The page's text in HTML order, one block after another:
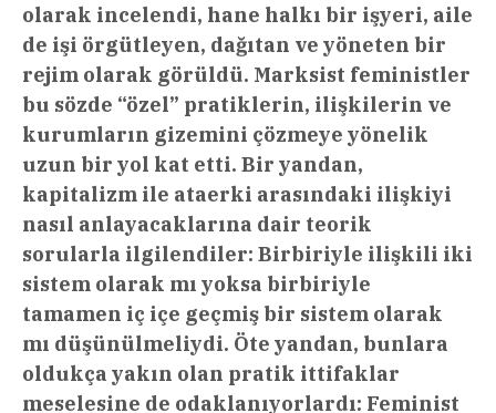
olarak incelendi, hane halkı bir işyeri, aile
de işi örgütleyen, dağıtan ve yöneten bir
rejim olarak görüldü. Marksist feministler
bu sözde “özel” pratiklerin, ilişkilerin ve
kurumların gizemini çözmeye yönelik
uzun bir yol kat etti. Bir yandan,
kapitalizm ile ataerki arasındaki ilişkiyi
nasıl anlayacaklarına dair teorik
sorularla ilgilendiler: Birbiriyle ilişkili iki
sistem olarak mı yoksa birbiriyle
tamamen iç içe geçmiş bir sistem olarak
mı düşünülmeliydi. Öte yandan, bunlara
oldukça yakın olan pratik ittifaklar
meselesine de odaklanıyorlardı: Feminist